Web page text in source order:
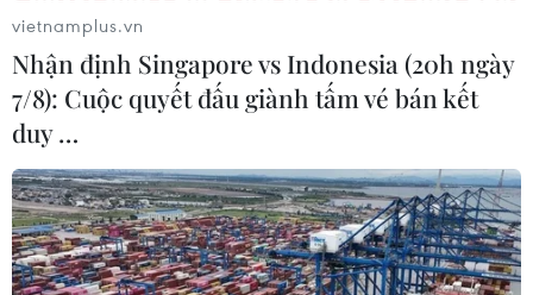
Sở Y tế Bình Dương: Hơn 47.000 F0 đang
điều trị tại nhà​
08/12/2021 13:53
Theo thống kê của ngành y tế Bình Dương, tính từ đợt
dịch ngày 27/4 đến nay, toàn tỉnh ghi nhận 285.589 ca
mắc COVID-19, trong đó 296.954 bệnh nhân khỏi bệnh
vietnamplus.vn
Nhận định Singapore vs Indonesia (20h ngày
7/8): Cuộc quyết đấu giành tấm vé bán kết
duy …